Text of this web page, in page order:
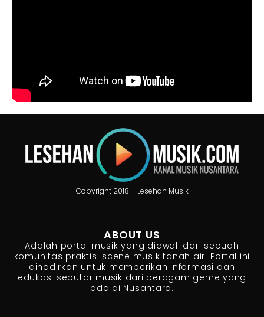
Copyright 2018 – Lesehan Musik
ABOUT US
Adalah portal musik yang diawali dari sebuah
komunitas praktisi scene musik tanah air. Portal ini
dihadirkan untuk memberikan informasi dan
edukasi seputar musik dari beragam genre yang
ada di Nusantara.